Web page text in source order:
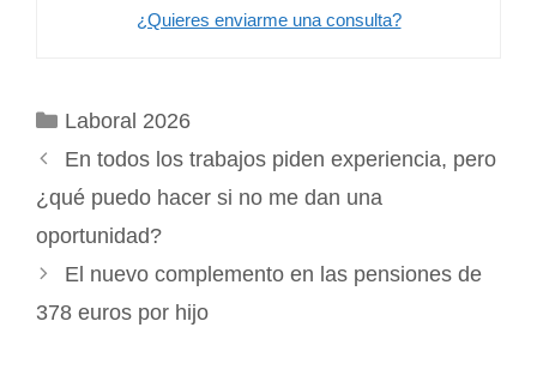
¿Quieres enviarme una consulta?
Categorías
Laboral 2026
En todos los trabajos piden experiencia, pero
¿qué puedo hacer si no me dan una
oportunidad?
El nuevo complemento en las pensiones de
378 euros por hijo